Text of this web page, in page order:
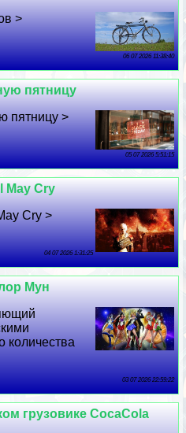
>
06 07 2026 11:38:40
пятницу
пятницу >
05 07 2026 5:51:15
May Cry
Cry >
04 07 2026 1:31:25
Мун
количества
03 07 2026 22:59:22
грузовике CocaCola